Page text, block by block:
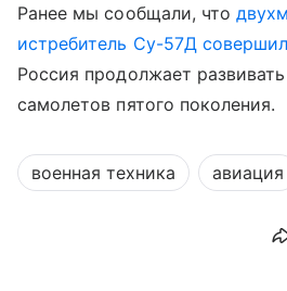
Ранее мы сообщали, что
истребитель Су-57Д
Россия продолжает
самолетов пятого поколения.
военная техника авиация